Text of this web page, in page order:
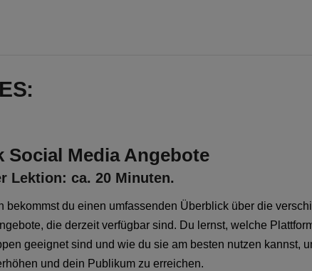
Social Media Angebote
Lektion: ca. 20 Minuten.
bekommst du einen umfassenden Überblick über die
die derzeit verfügbar sind. Du lernst, welche
geeignet sind und wie du sie am besten nutzen kannst,
und dein Publikum zu erreichen.